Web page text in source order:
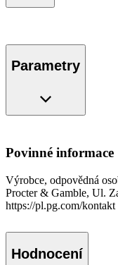
Parametry
Povinné informace
Výrobce, odpovědná
Procter & Gamble, Ul.
https://pl.pg.com/kontakt
Hodnocení